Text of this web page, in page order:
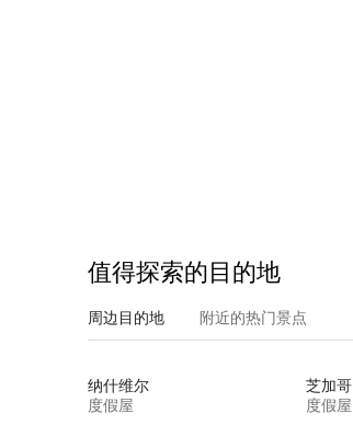
值得探索的目的地
周边目的地 附近的热门景点
纳什维尔
度假屋
芝加哥
度假屋